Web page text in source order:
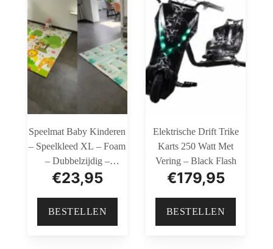
Speelmat Baby Kinderen
– Speelkleed XL – Foam
– Dubbelzijdig –
Opvouwbaar – 180 X
€23,95
BESTELLEN
Elektrische Drift Trike
Karts 250 Watt Met
Vering – Black Flash
€179,95
BESTELLEN